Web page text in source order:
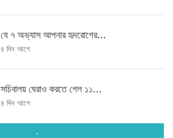
যে ৭ অভ্যাস আপনার হৃদরোগের...
৪ দিন আগে
সচিবালয় ঘেরাও করতে গেল ১১...
৪ দিন আগে
.